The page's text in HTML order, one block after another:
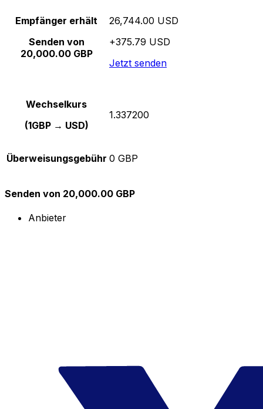
Empfänger erhält
Senden von
20,000.00 GBP
26,744.00 USD
+375.79 USD
Jetzt senden
Wechselkurs
(1GBP → USD)
1.337200
Überweisungsgebühr 0 GBP
Senden von 20,000.00 GBP
Anbieter